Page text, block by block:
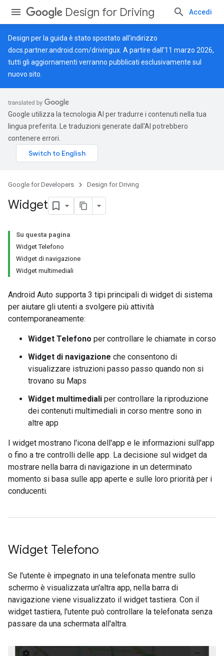
Design for Driving Accedi
Design per la guida è stato spostato all'indirizzo
docs.partner.android.com/drivingux . A partire dall'11 marzo 2026,
tutti gli aggiornamenti verranno pubblicati esclusivamente sul
nuovo sito.
Google utilizza la tecnologia AI per tradurre i contenuti nella tua
lingua preferita. Le traduzioni generate dall'AI potrebbero
contenere errori.
Google for Developers Design for Driving
Widget
Su questa pagina
Widget Telefono
Widget di navigazione
Widget multimediali
Android Auto supporta 3 tipi principali di widget di sistema
per aiutare gli utenti a svolgere più attività
contemporaneamente:
Widget Telefono per controllare le chiamate in corso
Widget di navigazione che consentono di
visualizzare istruzioni passo passo quando non si
trovano su Maps
Widget multimediali per controllare la riproduzione
dei contenuti multimediali in corso mentre sono in
altre app
I widget mostrano l'icona dell'app e le informazioni sull'app
o fino a tre controlli delle app. La decisione sul widget da
mostrare nella barra di navigazione in un determinato
momento si basa sulle app aperte e sulle loro priorità per i
conducenti.
Widget Telefono
Se l'utente è impegnato in una telefonata mentre sullo
schermo è visualizzata un'altra app, nella barra di
navigazione viene visualizzato il widget tastiera. Con il
widget tastiera, l'utente può controllare la telefonata senza
passare da una schermata all'altra.